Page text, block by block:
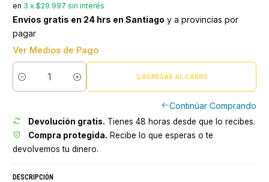
en 3 x $29.997 sin interés
Envíos gratis en 24 hrs en Santiago y a provincias por
pagar
Ver Medios de Pago
Cantidad
AGREGAR AL CARRO
Continúar Comprando
Devolución gratis. Tienes 48 horas desde que lo recibes.
Compra protegida. Recibe lo que esperas o te
devolvemos tu dinero.
DESCRIPCIÓN